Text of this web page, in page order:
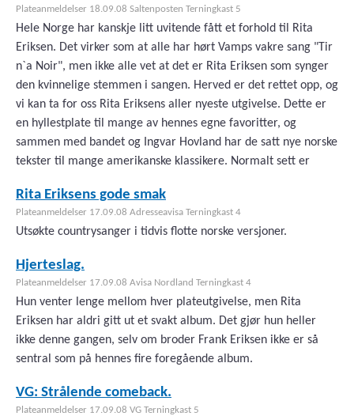
Plateanmeldelser 18.09.08 Saltenposten Terningkast 5
Hele Norge har kanskje litt uvitende fått et forhold til Rita
Eriksen. Det virker som at alle har hørt Vamps vakre sang "Tir
n`a Noir", men ikke alle vet at det er Rita Eriksen som synger
den kvinnelige stemmen i sangen. Herved er det rettet opp, og
vi kan ta for oss Rita Eriksens aller nyeste utgivelse. Dette er
en hyllestplate til mange av hennes egne favoritter, og
sammen med bandet og Ingvar Hovland har de satt nye norske
tekster til mange amerikanske klassikere. Normalt sett er
Rita Eriksens gode smak
Plateanmeldelser 17.09.08 Adresseavisa Terningkast 4
Utsøkte countrysanger i tidvis flotte norske versjoner.
Hjerteslag.
Plateanmeldelser 17.09.08 Avisa Nordland Terningkast 4
Hun venter lenge mellom hver plateutgivelse, men Rita
Eriksen har aldri gitt ut et svakt album. Det gjør hun heller
ikke denne gangen, selv om broder Frank Eriksen ikke er så
sentral som på hennes fire foregående album.
VG: Strålende comeback.
Plateanmeldelser 17.09.08 VG Terningkast 5